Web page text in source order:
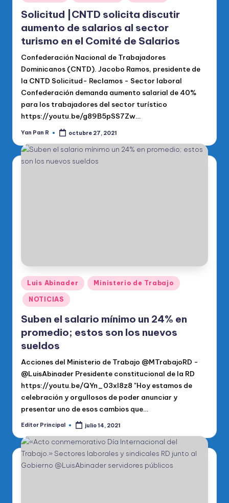
en
Solicitud |CNTD solicita discutir
aumento de salarios al sector
turismo en el Comité de Salarios
Confederación Nacional de Trabajadores
Dominicanos (CNTD). Jacobo Ramos, presidente de
la CNTD Solicitud- Reclamos - Sector laboral
Confederación demanda aumento salarial de 40%
para los trabajadores del sector turístico
https://youtu.be/g89B5pSS7Zw…
Publicado
Yan Pan R octubre 27, 2021
Publicado
en
Luis Abinader Ministerio de Trabajo
NOTICIAS
Suben el salario mínimo un 24% en
promedio; estos son los nuevos
sueldos
Acciones del Ministerio de Trabajo @MTrabajoRD -
@LuisAbinader Presidente constitucional de la RD
https://youtu.be/QYn_03xI8z8 "Hoy estamos de
celebración y orgullosos de poder anunciar y
presentar uno de esos cambios que…
Publicado
Editor Principal julio 14, 2021